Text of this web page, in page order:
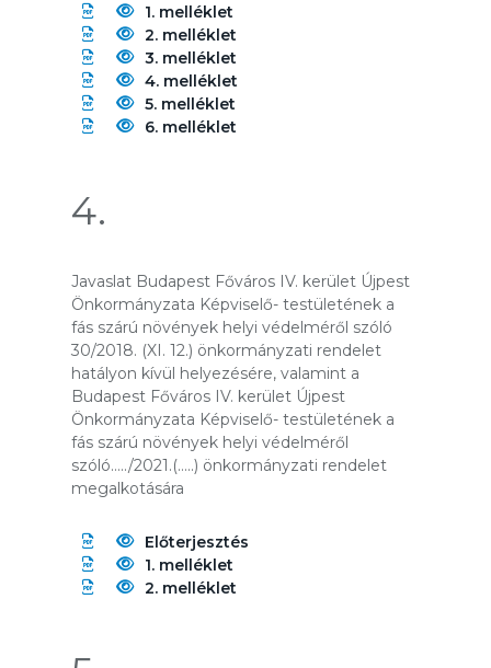
1. melléklet
2. melléklet
3. melléklet
4. melléklet
5. melléklet
6. melléklet
4.
Javaslat Budapest Főváros IV. kerület Újpest
Önkormányzata Képviselő- testületének a
fás szárú növények helyi védelméről szóló
30/2018. (XI. 12.) önkormányzati rendelet
hatályon kívül helyezésére, valamint a
Budapest Főváros IV. kerület Újpest
Önkormányzata Képviselő- testületének a
fás szárú növények helyi védelméről
szóló…../2021.(…..) önkormányzati rendelet
megalkotására
Előterjesztés
1. melléklet
2. melléklet